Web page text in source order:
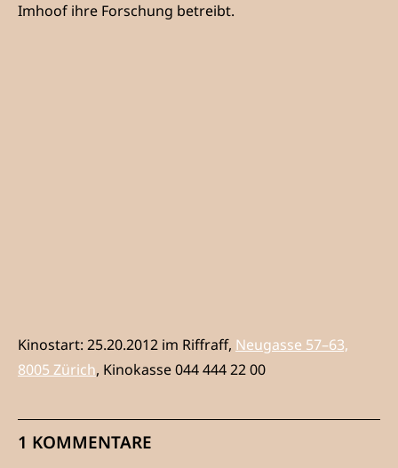
Imhoof ihre Forschung betreibt.
Kinostart: 25.20.2012 im Riffraff, Neugasse 57–63,
8005 Zürich, Kinokasse 044 444 22 00
1 KOMMENTARE